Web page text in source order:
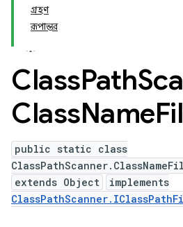
গ্রহণ
রূপান্তর
ClassPath
ClassName
public static class
extends Object
implements